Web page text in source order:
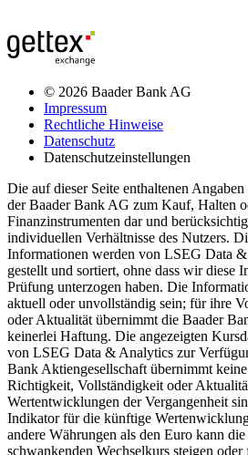
© 2026 Baader Bank AG
Impressum
Rechtliche Hinweise
Datenschutz
Datenschutzeinstellungen
Die auf dieser Seite enthaltenen
der Baader Bank AG zum Kauf, Halten
Finanzinstrumenten dar und
individuellen Verhältnisse des Nutzers.
Informationen werden von LSEG Data
gestellt und sortiert, ohne dass wir diese
Prüfung unterzogen haben. Die
aktuell oder unvollständig sein; für ihre
oder Aktualität übernimmt die Baader
keinerlei Haftung. Die angezeigten
von LSEG Data & Analytics zur
Bank Aktiengesellschaft übernimmt
Richtigkeit, Vollständigkeit oder
Wertentwicklungen der Vergangenheit
Indikator für die künftige
andere Währungen als den Euro kann
schwankenden Wechselkurs steigen